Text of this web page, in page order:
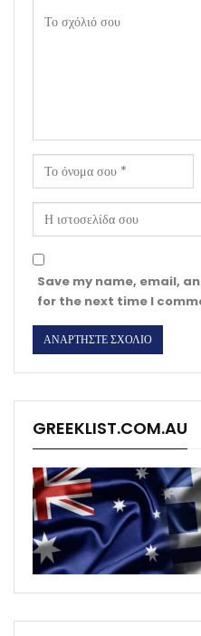
Save my name, email,
for the next time I
GREEKLIST.COM.AU